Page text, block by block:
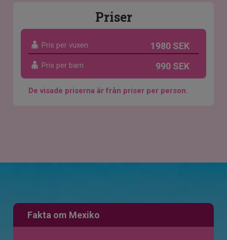
Priser
Pris per vuxen 1980 SEK
Pris per barn 990 SEK
De visade priserna är från priser per person.
Fakta om Mexiko